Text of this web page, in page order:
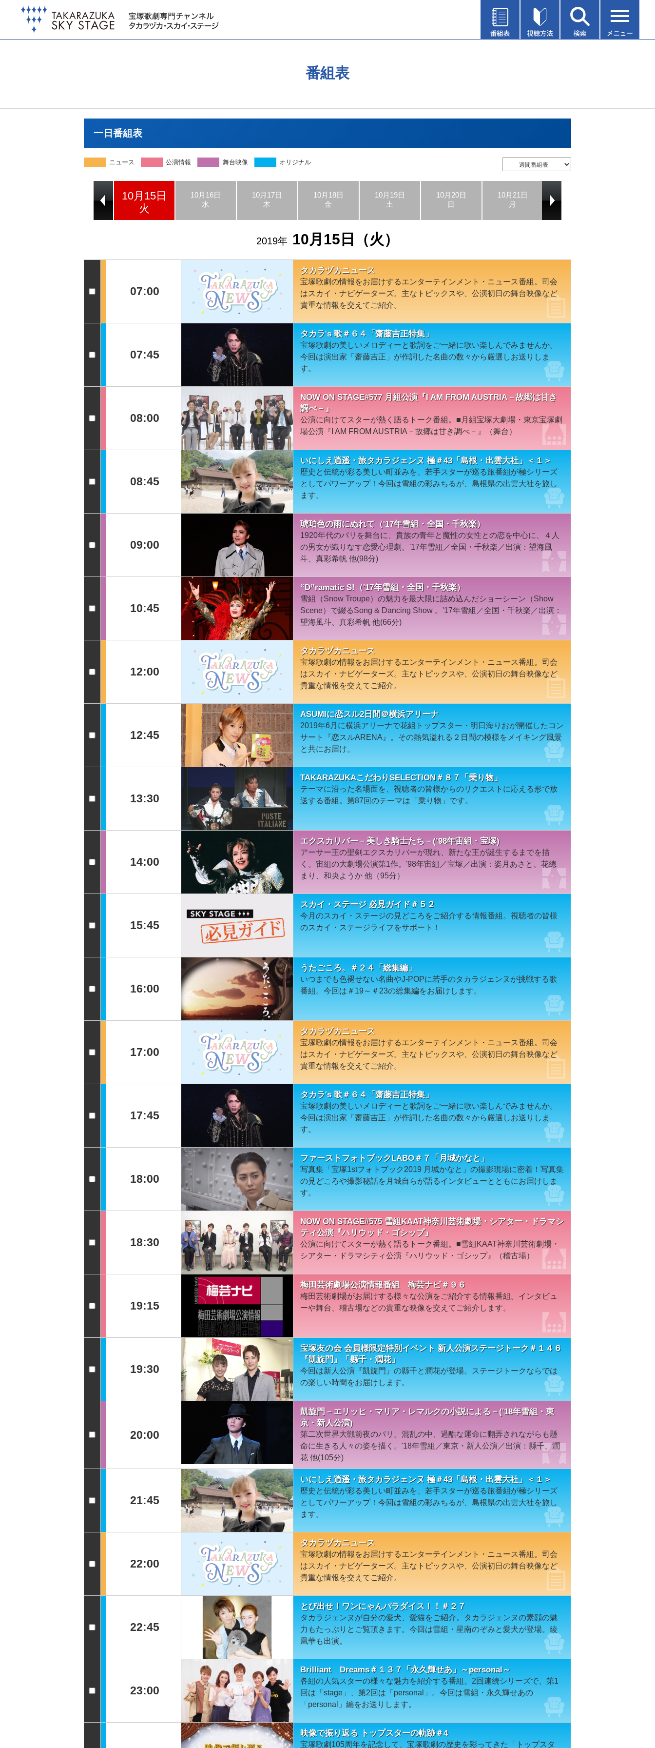
番組表
一日番組表
ニュース 公演情報 舞台映像 オリジナル
10月15日
火
10月16日
水
10月17日
木
10月18日
金
10月19日
土
10月20日
日
10月21日
月
2019年 10月15日（火）
07:00
タカラヅカニュース
宝塚歌劇の情報をお届けするエンターテインメント・ニュース番組。司会
はスカイ・ナビゲーターズ。主なトピックスや、公演初日の舞台映像など
貴重な情報を交えてご紹介。
07:45
タカラ's 歌＃６４「齋藤吉正特集」
宝塚歌劇の美しいメロディーと歌詞をご一緒に歌い楽しんでみませんか。
今回は演出家「齋藤吉正」が作詞した名曲の数々から厳選しお送りしま
す。
08:00
NOW ON STAGE#577 月組公演『I AM FROM AUSTRIA－故郷は甘き
調べ－』
公演に向けてスターが熱く語るトーク番組。■月組宝塚大劇場・東京宝塚劇
場公演『I AM FROM AUSTRIA－故郷は甘き調べ－』（舞台）
08:45
いにしえ逍遥・旅タカラジェンヌ 極＃43「島根・出雲大社」＜１＞
歴史と伝統が彩る美しい町並みを、若手スターが巡る旅番組が極シリーズ
としてパワーアップ！今回は雪組の彩みちるが、島根県の出雲大社を旅し
ます。
09:00
琥珀色の雨にぬれて（'17年雪組・全国・千秋楽）
1920年代のパリを舞台に、貴族の青年と魔性の女性との恋を中心に、４人
の男女が織りなす恋愛心理劇。'17年雪組／全国・千秋楽／出演：望海風
斗、真彩希帆 他(98分)
10:45
“D”ramatic S!（'17年雪組・全国・千秋楽）
雪組（Snow Troupe）の魅力を最大限に詰め込んだショーシーン（Show
Scene）で綴るSong & Dancing Show 。'17年雪組／全国・千秋楽／出演：
望海風斗、真彩希帆 他(66分)
12:00
タカラヅカニュース
宝塚歌劇の情報をお届けするエンターテインメント・ニュース番組。司会
はスカイ・ナビゲーターズ。主なトピックスや、公演初日の舞台映像など
貴重な情報を交えてご紹介。
12:45
ASUMIに恋スル2日間＠横浜アリーナ
2019年6月に横浜アリーナで花組トップスター・明日海りおが開催したコン
サート『恋スルARENA』。その熱気溢れる２日間の模様をメイキング風景
と共にお届け。
13:30
TAKARAZUKAこだわりSELECTION＃８７「乗り物」
テーマに沿った名場面を、視聴者の皆様からのリクエストに応える形で放
送する番組。第87回のテーマは「乗り物」です。
14:00
エクスカリバー－美しき騎士たち－(’98年宙組・宝塚)
アーサー王の聖剣エクスカリバーが現れ、新たな王が誕生するまでを描
く。宙組の大劇場公演第1作。'98年宙組／宝塚／出演：姿月あさと、花總
まり、和央ようか 他（95分）
15:45
スカイ・ステージ 必見ガイド＃５２
今月のスカイ・ステージの見どころをご紹介する情報番組。視聴者の皆様
のスカイ・ステージライフをサポート！
16:00
うたごころ。＃２４「総集編」
いつまでも色褪せない名曲やJ-POPに若手のタカラジェンヌが挑戦する歌
番組。今回は＃19～＃23の総集編をお届けします。
17:00
タカラヅカニュース
宝塚歌劇の情報をお届けするエンターテインメント・ニュース番組。司会
はスカイ・ナビゲーターズ。主なトピックスや、公演初日の舞台映像など
貴重な情報を交えてご紹介。
17:45
タカラ's 歌＃６４「齋藤吉正特集」
宝塚歌劇の美しいメロディーと歌詞をご一緒に歌い楽しんでみませんか。
今回は演出家「齋藤吉正」が作詞した名曲の数々から厳選しお送りしま
す。
18:00
ファーストフォトブックLABO＃７「月城かなと」
写真集「宝塚1stフォトブック2019 月城かなと」の撮影現場に密着！写真集
の見どころや撮影秘話を月城自らが語るインタビューとともにお届けしま
す。
18:30
NOW ON STAGE#575 雪組KAAT神奈川芸術劇場・シアター・ドラマシ
ティ公演『ハリウッド・ゴシップ』
公演に向けてスターが熱く語るトーク番組。■雪組KAAT神奈川芸術劇場・
シアター・ドラマシティ公演『ハリウッド・ゴシップ』（稽古場）
19:15
梅田芸術劇場公演情報番組 梅芸ナビ＃９６
梅田芸術劇場がお届けする様々な公演をご紹介する情報番組。インタビュ
ーや舞台、稽古場などの貴重な映像を交えてご紹介します。
19:30
宝塚友の会 会員様限定特別イベント 新人公演ステージトーク＃１４６
『凱旋門』「縣千・潤花」
今回は新人公演『凱旋門』の縣千と潤花が登場。ステージトークならでは
の楽しい時間をお届けします。
20:00
凱旋門－エリッヒ・マリア・レマルクの小説による－('18年雪組・東
京・新人公演)
第二次世界大戦前夜のパリ。混乱の中、過酷な運命に翻弄されながらも懸
命に生きる人々の姿を描く。'18年雪組／東京・新人公演／出演：縣千、潤
花 他(105分)
21:45
いにしえ逍遥・旅タカラジェンヌ 極＃43「島根・出雲大社」＜１＞
歴史と伝統が彩る美しい町並みを、若手スターが巡る旅番組が極シリーズ
としてパワーアップ！今回は雪組の彩みちるが、島根県の出雲大社を旅し
ます。
22:00
タカラヅカニュース
宝塚歌劇の情報をお届けするエンターテインメント・ニュース番組。司会
はスカイ・ナビゲーターズ。主なトピックスや、公演初日の舞台映像など
貴重な情報を交えてご紹介。
22:45
とび出せ！ワンにゃんパラダイス！！＃２７
タカラジェンヌが自分の愛犬、愛猫をご紹介。タカラジェンヌの素顔の魅
力もたっぷりとご覧頂きます。今回は雪組・星南のぞみと愛犬が登場。綾
凰華も出演。
23:00
Brilliant Dreams＃１３７「永久輝せあ」～personal～
各組の人気スターの様々な魅力を紹介する番組。2回連続シリーズで、第1
回は「stage」、第2回は「personal」。今回は雪組・永久輝せあの
「personal」編をお送りします。
映像で振り返る トップスターの軌跡＃4
宝塚歌劇105周年を記念して、宝塚歌劇の歴史を彩ってきた「トップスタ